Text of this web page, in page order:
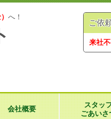
へ！
ご依
来社
会社概要
スタッ
ごあいさ